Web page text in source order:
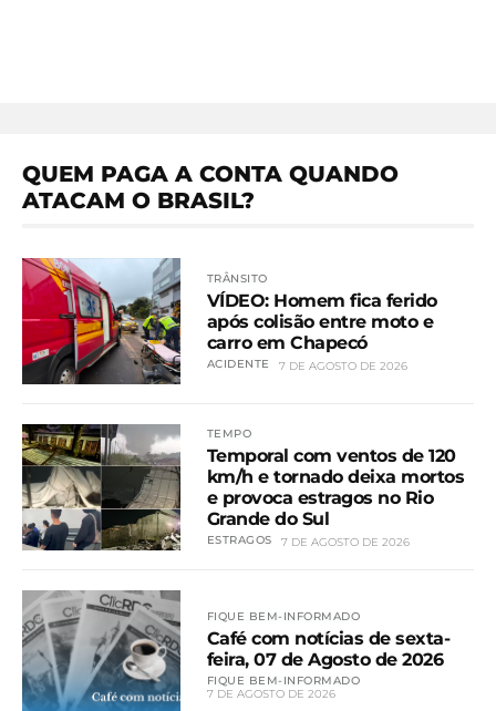
QUEM PAGA A CONTA QUANDO
ATACAM O BRASIL?
TRÂNSITO
VÍDEO: Homem fica ferido
após colisão entre moto e
carro em Chapecó
ACIDENTE 7 DE AGOSTO DE 2026
TEMPO
Temporal com ventos de 120
km/h e tornado deixa mortos
e provoca estragos no Rio
Grande do Sul
ESTRAGOS 7 DE AGOSTO DE 2026
FIQUE BEM-INFORMADO
Café com notícias de sexta-
feira, 07 de Agosto de 2026
FIQUE BEM-INFORMADO
7 DE AGOSTO DE 2026